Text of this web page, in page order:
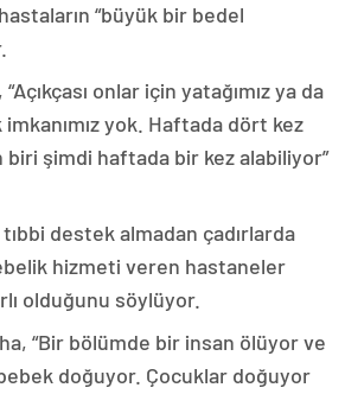
“büyük bir bedel
onlar için yatağımız ya da
yok. Haftada dört kez
biri şimdi haftada bir kez alabiliyor”
tıbbi destek almadan çadırlarda
hizmeti veren hastaneler
olduğunu söylüyor.
“Bir bölümde bir insan ölüyor ve
doğuyor. Çocuklar doğuyor